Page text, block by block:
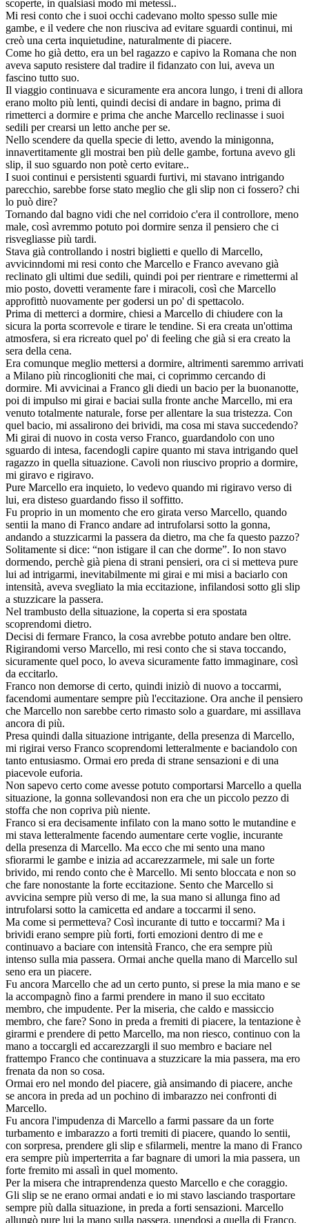
scoperte, in qualsiasi modo mi metessi..
Mi resi conto che i suoi occhi cadevano molto spesso sulle mie
gambe, e il vedere che non riusciva ad evitare sguardi continui, mi
creò una certa inquietudine, naturalmente di piacere.
Come ho già detto, era un bel ragazzo e capivo la Romana che non
aveva saputo resistere dal tradire il fidanzato con lui, aveva un
fascino tutto suo.
Il viaggio continuava e sicuramente era ancora lungo, i treni di allora
erano molto più lenti, quindi decisi di andare in bagno, prima di
rimetterci a dormire e prima che anche Marcello reclinasse i suoi
sedili per crearsi un letto anche per se.
Nello scendere da quella specie di letto, avendo la minigonna,
innavertitamente gli mostrai ben più delle gambe, fortuna avevo gli
slip, il suo sguardo non potè certo evitare..
I suoi continui e persistenti sguardi furtivi, mi stavano intrigando
parecchio, sarebbe forse stato meglio che gli slip non ci fossero? chi
lo può dire?
Tornando dal bagno vidi che nel corridoio c'era il controllore, meno
male, così avremmo potuto poi dormire senza il pensiero che ci
risvegliasse più tardi.
Stava già controllando i nostri biglietti e quello di Marcello,
avvicinndomi mi resi conto che Marcello e Franco avevano già
reclinato gli ultimi due sedili, quindi poi per rientrare e rimettermi al
mio posto, dovetti veramente fare i miracoli, così che Marcello
approfittò nuovamente per godersi un po' di spettacolo.
Prima di metterci a dormire, chiesi a Marcello di chiudere con la
sicura la porta scorrevole e tirare le tendine. Si era creata un'ottima
atmosfera, si era ricreato quel po' di feeling che già si era creato la
sera della cena.
Era comunque meglio mettersi a dormire, altrimenti saremmo arrivati
a Milano più rincoglioniti che mai, ci coprimmo cercando di
dormire. Mi avvicinai a Franco gli diedi un bacio per la buonanotte,
poi di impulso mi girai e baciai sulla fronte anche Marcello, mi era
venuto totalmente naturale, forse per allentare la sua tristezza. Con
quel bacio, mi assalirono dei brividi, ma cosa mi stava succedendo?
Mi girai di nuovo in costa verso Franco, guardandolo con uno
sguardo di intesa, facendogli capire quanto mi stava intrigando quel
ragazzo in quella situazione. Cavoli non riuscivo proprio a dormire,
mi giravo e rigiravo.
Pure Marcello era inquieto, lo vedevo quando mi rigiravo verso di
lui, era disteso guardando fisso il soffitto.
Fu proprio in un momento che ero girata verso Marcello, quando
sentii la mano di Franco andare ad intrufolarsi sotto la gonna,
andando a stuzzicarmi la passera da dietro, ma che fa questo pazzo?
Solitamente si dice: “non istigare il can che dorme”. Io non stavo
dormendo, perchè già piena di strani pensieri, ora ci si metteva pure
lui ad intrigarmi, inevitabilmente mi girai e mi misi a baciarlo con
intensità, aveva svegliato la mia eccitazione, infilandosi sotto gli slip
a stuzzicare la passera.
Nel trambusto della situazione, la coperta si era spostata
scoprendomi dietro.
Decisi di fermare Franco, la cosa avrebbe potuto andare ben oltre.
Rigirandomi verso Marcello, mi resi conto che si stava toccando,
sicuramente quel poco, lo aveva sicuramente fatto immaginare, così
da eccitarlo.
Franco non demorse di certo, quindi iniziò di nuovo a toccarmi,
facendomi aumentare sempre più l'eccitazione. Ora anche il pensiero
che Marcello non sarebbe certo rimasto solo a guardare, mi assillava
ancora di più.
Presa quindi dalla situazione intrigante, della presenza di Marcello,
mi rigirai verso Franco scoprendomi letteralmente e baciandolo con
tanto entusiasmo. Ormai ero preda di strane sensazioni e di una
piacevole euforia.
Non sapevo certo come avesse potuto comportarsi Marcello a quella
situazione, la gonna sollevandosi non era che un piccolo pezzo di
stoffa che non copriva più niente.
Franco si era decisamente infilato con la mano sotto le mutandine e
mi stava letteralmente facendo aumentare certe voglie, incurante
della presenza di Marcello. Ma ecco che mi sento una mano
sfiorarmi le gambe e inizia ad accarezzarmele, mi sale un forte
brivido, mi rendo conto che è Marcello. Mi sento bloccata e non so
che fare nonostante la forte eccitazione. Sento che Marcello si
avvicina sempre più verso di me, la sua mano si allunga fino ad
intrufolarsi sotto la camicetta ed andare a toccarmi il seno.
Ma come si permetteva? Così incurante di tutto e toccarmi? Ma i
brividi erano sempre più forti, forti emozioni dentro di me e
continuavo a baciare con intensità Franco, che era sempre più
intenso sulla mia passera. Ormai anche quella mano di Marcello sul
seno era un piacere.
Fu ancora Marcello che ad un certo punto, si prese la mia mano e se
la accompagnò fino a farmi prendere in mano il suo eccitato
membro, che impudente. Per la miseria, che caldo e massiccio
membro, che fare? Sono in preda a fremiti di piacere, la tentazione è
girarmi e prendere di petto Marcello, ma non riesco, continuo con la
mano a toccargli ed accarezzargli il suo membro e baciare nel
frattempo Franco che continuava a stuzzicare la mia passera, ma ero
frenata da non so cosa.
Ormai ero nel mondo del piacere, già ansimando di piacere, anche
se ancora in preda ad un pochino di imbarazzo nei confronti di
Marcello.
Fu ancora l'impudenza di Marcello a farmi passare da un forte
turbamento e imbarazzo a forti tremiti di piacere, quando lo sentii,
con sorpresa, prendere gli slip e sfilarmeli, mentre la mano di Franco
era sempre più imperterrita a far bagnare di umori la mia passera, un
forte fremito mi assalì in quel momento.
Per la misera che intraprendenza questo Marcello e che coraggio.
Gli slip se ne erano ormai andati e io mi stavo lasciando trasportare
sempre più dalla situazione, in preda a forti sensazioni. Marcello
allungò pure lui la mano sulla passera, unendosi a quella di Franco,